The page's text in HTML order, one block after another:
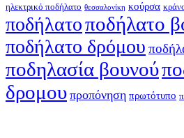
ηλεκτρικό ποδήλατο θεσσαλονίκη κούρσα
ποδήλατοποδήλατο
ποδήλατο δρόμου
ποδηλασία βουνού
δρομου προπόνηση πρωτότυπο